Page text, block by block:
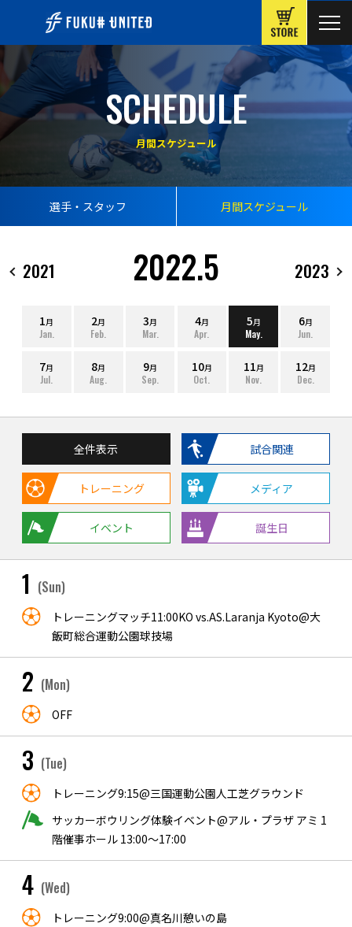
SCHEDULE
月間スケジュール
選手・スタッフ 月間スケジュール
2022.5
2021 2023
1月
Jan.
2月
Feb.
3月
Mar.
4月
Apr.
5月
May.
6月
Jun.
7月
Jul.
8月
Aug.
9月
Sep.
10月
Oct.
11月
Nov.
12月
Dec.
全件表示 試合関連
トレーニング メディア
イベント 誕生日
1 (Sun)
トレーニングマッチ11:00KO vs.AS.Laranja Kyoto@大
飯町総合運動公園球技場
2 (Mon)
OFF
3 (Tue)
トレーニング9:15@三国運動公園人工芝グラウンド
サッカーボウリング体験イベント@アル・プラザ アミ 1
階催事ホール 13:00～17:00
4 (Wed)
トレーニング9:00@真名川憩いの島